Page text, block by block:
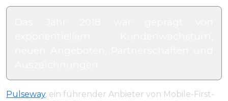
Pulseway, ein führender Anbieter von Mobile-First-